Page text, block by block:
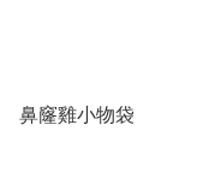
鼻窿雞小物袋